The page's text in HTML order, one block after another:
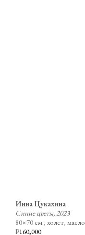
₽160,000
Инна Цукахина
Синие цветы, 2023
80×70 см., холст, масло